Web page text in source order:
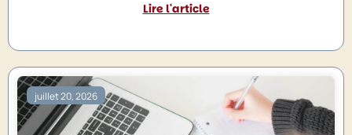
Lire l'article
juillet 20, 2026